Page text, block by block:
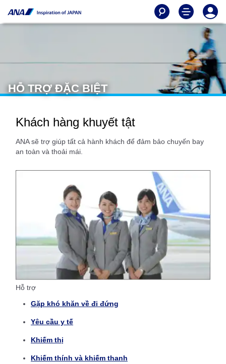
HỖ TRỢ ĐẶC BIỆT
Khách hàng khuyết tật
ANA sẽ trợ giúp tất cả hành khách để đảm bảo chuyến bay
an toàn và thoải mái.
Hỗ trợ
Gặp khó khăn về đi đứng
Yêu cầu y tế
Khiếm thị
Khiếm thính và khiếm thanh